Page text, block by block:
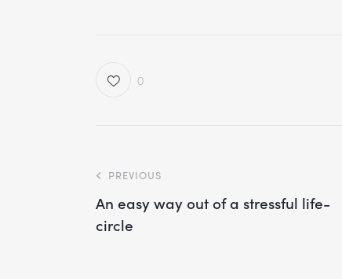
0
PREVIOUS
An easy way out of a stressful life-
circle